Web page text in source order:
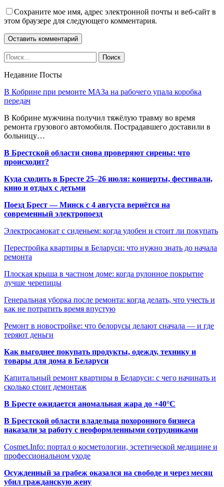
Сохраните мое имя, адрес электронной почты и веб-сайт в
этом браузере для следующего комментария.
Недавние Посты
В Кобрине при ремонте МАЗа на рабочего упала коробка
передач
В Кобрине мужчина получил тяжёлую травму во время
ремонта грузового автомобиля. Пострадавшего доставили в
больницу…
В Брестской области снова проверяют сирены: что
происходит?
Куда сходить в Бресте 25–26 июля: концерты, фестивали,
кино и отдых с детьми
Поезд Брест — Минск с 4 августа вернётся на
современный электропоезд
Электросамокат с сиденьем: когда удобен и стоит ли покупать
Перестройка квартиры в Беларуси: что нужно знать до начала
ремонта
Плоская крыша в частном доме: когда рулонное покрытие
лучше черепицы
Генеральная уборка после ремонта: когда делать, что учесть и
как не потратить время впустую
Ремонт в новостройке: что белорусы делают сначала — и где
теряют деньги
Как выгоднее покупать продукты, одежду, технику и
товары для дома в Беларуси
Капитальный ремонт квартиры в Беларуси: с чего начинать и
сколько стоит демонтаж
В Бресте ожидается аномальная жара до +40°C
В Брестской области владельца похоронного бизнеса
наказали за работу с неоформленными сотрудниками
Cosmet.Info: портал о косметологии, эстетической медицине и
профессиональном уходе
Осужденный за грабеж оказался на свободе и через месяц
убил гражданскую жену